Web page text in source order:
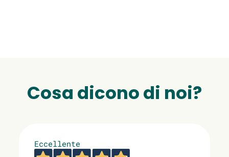
Cosa dicono di noi?
Eccellente